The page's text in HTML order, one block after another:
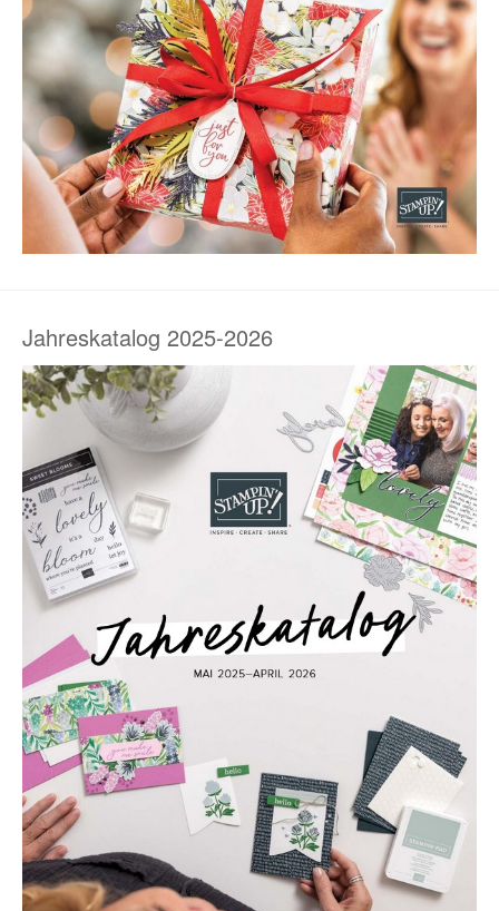
Jahreskatalog 2025-2026